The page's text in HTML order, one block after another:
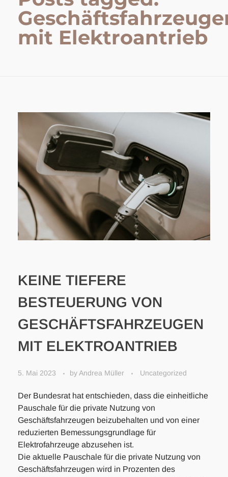
mit Elektroantrieb
KEINE TIEFERE
BESTEUERUNG VON
GESCHÄFTSFAHRZEUGEN
MIT ELEKTROANTRIEB
5. Mai 2023 byAndrea Müller Uncategorized
Der Bundesrat hat entschieden, dass die einheitliche
Pauschale für die private Nutzung von
Geschäftsfahrzeugen beizubehalten und von einer
reduzierten Bemessungsgrundlage für
Elektrofahrzeuge abzusehen ist.
Die aktuelle Pauschale für die private Nutzung von
Geschäftsfahrzeugen wird in Prozenten des